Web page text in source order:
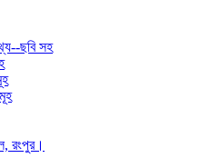
কেন্দ্র
অ্যান্ড মিডিয়া সেল।
এন্ড মিডিয়া সেল, রংপুর।
ছবি সহ
রংপুর।